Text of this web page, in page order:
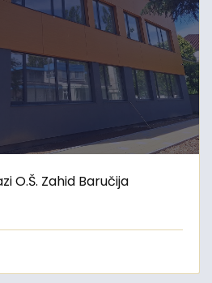
O.Š. Zahid Baručija